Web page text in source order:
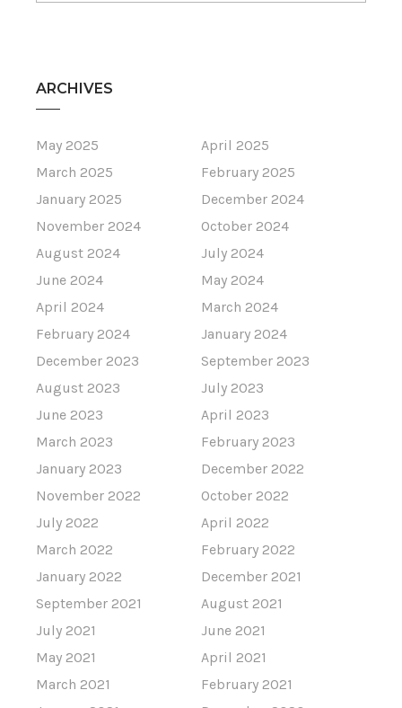
ARCHIVES
May 2025
April 2025
March 2025
February 2025
January 2025
December 2024
November 2024
October 2024
August 2024
July 2024
June 2024
May 2024
April 2024
March 2024
February 2024
January 2024
December 2023
September 2023
August 2023
July 2023
June 2023
April 2023
March 2023
February 2023
January 2023
December 2022
November 2022
October 2022
July 2022
April 2022
March 2022
February 2022
January 2022
December 2021
September 2021
August 2021
July 2021
June 2021
May 2021
April 2021
March 2021
February 2021